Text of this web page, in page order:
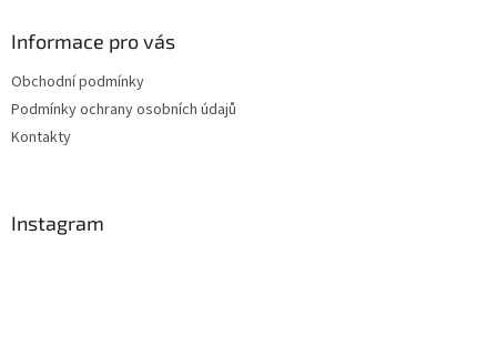
Informace pro vás
Obchodní podmínky
Podmínky ochrany osobních údajů
Kontakty
Instagram